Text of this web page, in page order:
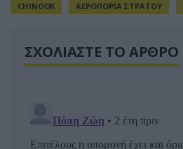
CHINOOK ΑΕΡΟΠΟΡΙΑ ΣΤΡΑΤΟΥ
ΣΧΟΛΙΑΣΤΕ ΤΟ ΑΡΘΡΟ